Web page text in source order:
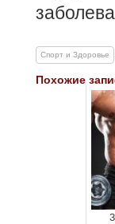
Спорт и Здоровье
Похожие